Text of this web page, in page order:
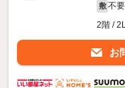
敷 不要
2階 /
お